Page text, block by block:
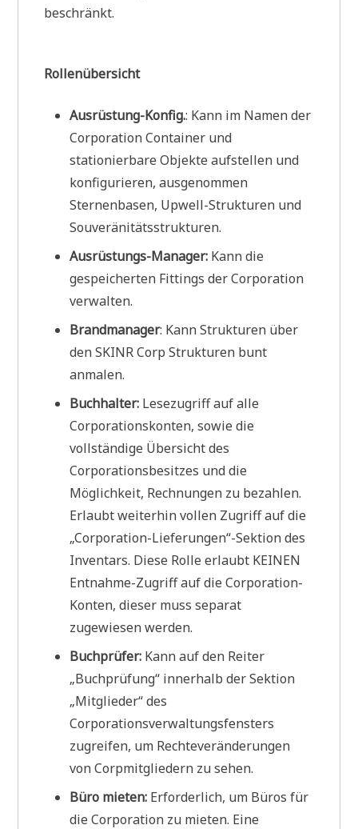
beschränkt.
Rollenübersicht
Ausrüstung-Konfig.: Kann im Namen der
Corporation Container und
stationierbare Objekte aufstellen und
konfigurieren, ausgenommen
Sternenbasen, Upwell-Strukturen und
Souveränitätsstrukturen.
Ausrüstungs-Manager: Kann die
gespeicherten Fittings der Corporation
verwalten.
Brandmanager: Kann Strukturen über
den SKINR Corp Strukturen bunt
anmalen.
Buchhalter: Lesezugriff auf alle
Corporationskonten, sowie die
vollständige Übersicht des
Corporationsbesitzes und die
Möglichkeit, Rechnungen zu bezahlen.
Erlaubt weiterhin vollen Zugriff auf die
„Corporation-Lieferungen“-Sektion des
Inventars. Diese Rolle erlaubt KEINEN
Entnahme-Zugriff auf die Corporation-
Konten, dieser muss separat
zugewiesen werden.
Buchprüfer: Kann auf den Reiter
„Buchprüfung“ innerhalb der Sektion
„Mitglieder“ des
Corporationsverwaltungsfensters
zugreifen, um Rechteveränderungen
von Corpmitgliedern zu sehen.
Büro mieten: Erforderlich, um Büros für
die Corporation zu mieten. Eine